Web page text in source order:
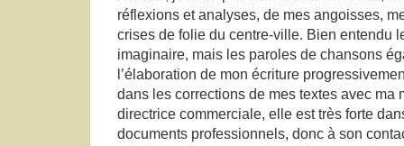
réflexions et analyses, de mes angoisses,
crises de folie du centre-ville. Bien entendu
imaginaire, mais les paroles de chansons
l’élaboration de mon écriture
dans les corrections de mes textes avec ma
directrice commerciale, elle est très forte
documents professionnels, donc à son